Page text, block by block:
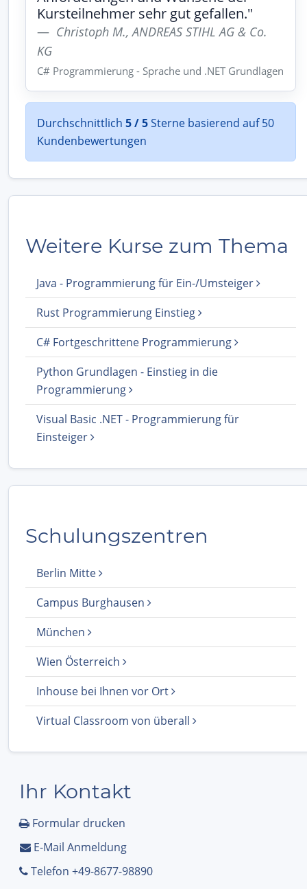
Kursteilnehmer sehr gut gefallen."
Christoph M., ANDREAS STIHL AG & Co.
KG
C# Programmierung - Sprache und .NET Grundlagen
Durchschnittlich 5 / 5Sterne basierend auf 50
Kundenbewertungen
Weitere Kurse zum Thema
Java - Programmierung für Ein-/Umsteiger
Rust Programmierung Einstieg
C# Fortgeschrittene Programmierung
Python Grundlagen - Einstieg in die
Programmierung
Visual Basic .NET - Programmierung für
Einsteiger
Schulungszentren
Berlin Mitte
Campus Burghausen
München
Wien Österreich
Inhouse bei Ihnen vor Ort
Virtual Classroom von überall
Ihr Kontakt
Formular drucken
E-Mail Anmeldung
Telefon +49-8677-98890